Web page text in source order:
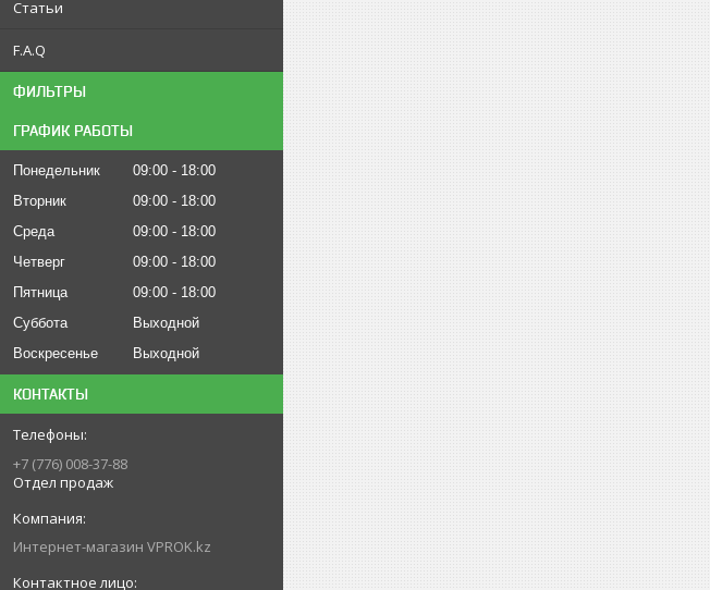
Статьи
F.A.Q
ФИЛЬТРЫ
ГРАФИК РАБОТЫ
Понедельник 09:00
18:00
Вторник
09:00
18:00
Среда
09:00
18:00
Четверг
09:00
18:00
Пятница
09:00
18:00
Суббота
Выходной
Воскресенье
Выходной
КОНТАКТЫ
+7 (776) 008-37-88
Отдел продаж
Интернет-магазин VPROK.kz